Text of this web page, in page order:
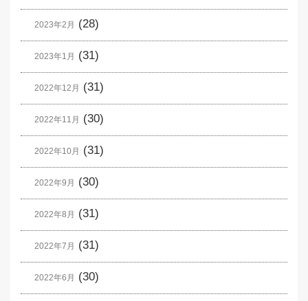
2023年2月 (28)
2023年1月 (31)
2022年12月 (31)
2022年11月 (30)
2022年10月 (31)
2022年9月 (30)
2022年8月 (31)
2022年7月 (31)
2022年6月 (30)